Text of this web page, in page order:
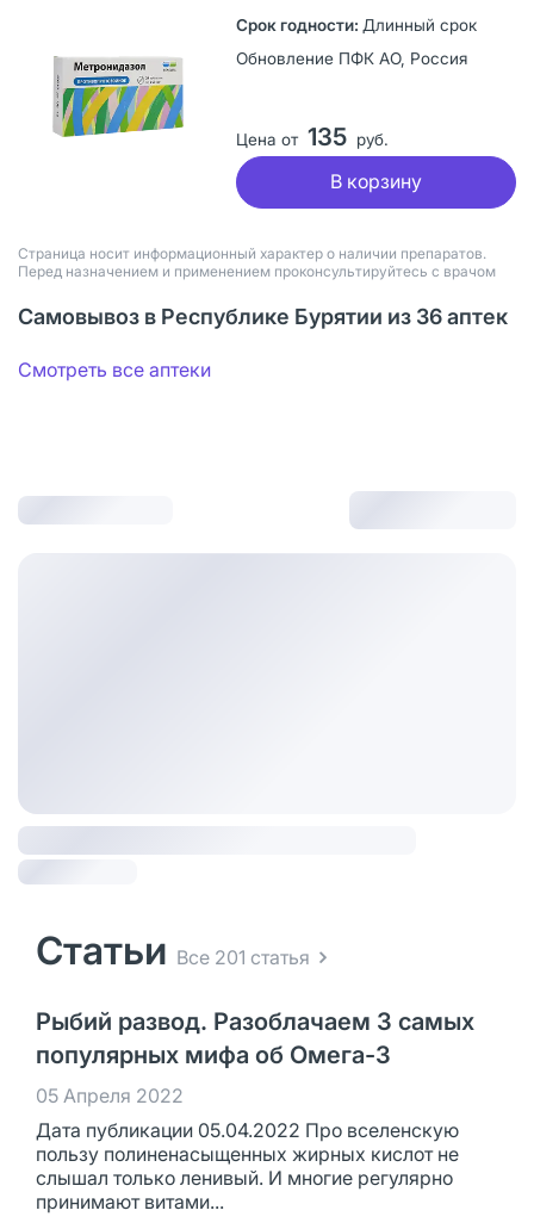
Длинный срок
Обновление ПФК АО, Россия
Цена от 135 руб.
В корзину
Страница носит информационный характер о наличии препаратов.
Перед назначением и применением проконсультируйтесь с врачом
Самовывоз в Республике Бурятии из 36 аптек
Смотреть все аптеки
Статьи Все 201 статья
Рыбий развод. Разоблачаем 3 самых
популярных мифа об Омега-3
05 Апреля 2022
Дата публикации 05.04.2022 Про вселенскую
пользу полиненасыщенных жирных кислот не
слышал только ленивый. И многие регулярно
принимают витами...